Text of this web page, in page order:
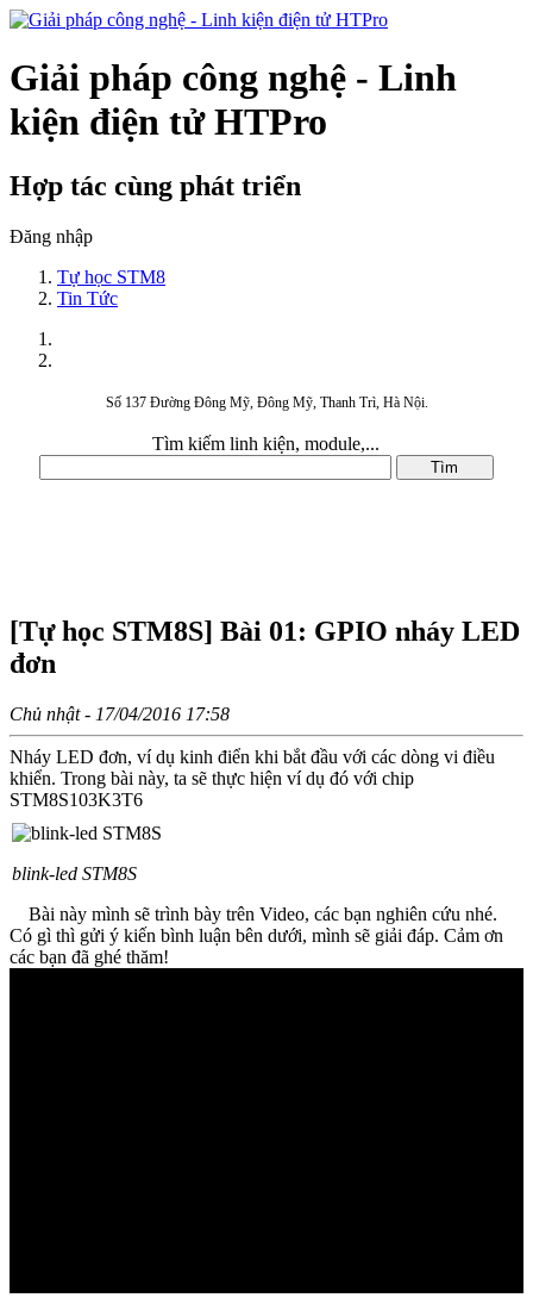
Giải pháp công nghệ - Linh
kiện điện tử HTPro
Hợp tác cùng phát triển
Đăng nhập
Tự học STM8
Tin Tức
Số 137 Đường Đông Mỹ, Đông Mỹ, Thanh Trì, Hà Nội.
Tìm kiếm linh kiện, module,...
[Tự học STM8S] Bài 01: GPIO nháy LED
đơn
Chủ nhật - 17/04/2016 17:58
Nháy LED đơn, ví dụ kinh điển khi bắt đầu với các dòng vi điều
khiển. Trong bài này, ta sẽ thực hiện ví dụ đó với chip
STM8S103K3T6
blink-led STM8S
Bài này mình sẽ trình bày trên Video, các bạn nghiên cứu nhé.
Có gì thì gửi ý kiến bình luận bên dưới, mình sẽ giải đáp. Cảm ơn
các bạn đã ghé thăm!